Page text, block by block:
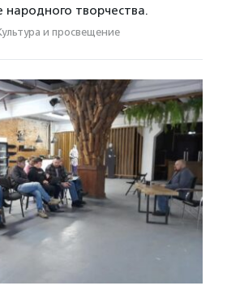
творчества.
и просвещение